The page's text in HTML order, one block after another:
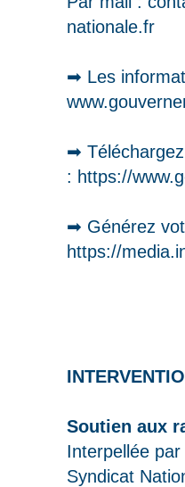
nationale.fr
➡ Les
➡
: https://
➡ Générez
https://
Soutien aux
Interpellée
Syndicat